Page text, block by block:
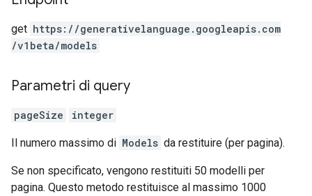
get https: / /generativelanguage.googleapis.com
/v1beta/models
Parametri di query
pageSize integer
Il numero massimo di Models da restituire (per pagina).
Se non specificato, vengono restituiti 50 modelli per
pagina. Questo metodo restituisce al massimo 1000